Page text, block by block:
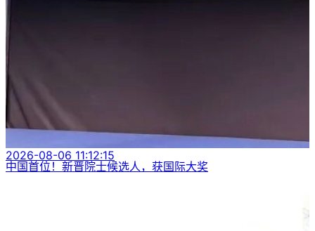
2026-08-06 11:12:15
中国首位！新晋院士候选人，获国际大奖